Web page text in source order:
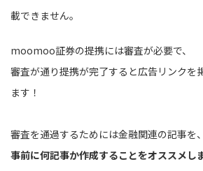
載できません。
moomoo証券の提携には審査が必要で、
審査が通り提携が完了すると広告リンクを
ます！
審査を通過するためには金融関連の記事を、
事前に何記事か作成することをオススメしま